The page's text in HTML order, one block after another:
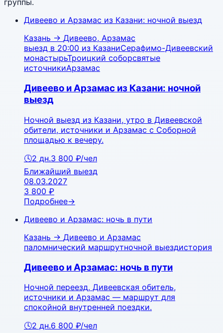
группы.
Дивеево и Арзамас из Казани: ночной выезд
Казань → Дивеево, Арзамас
выезд в 20:00 из КазаниСерафимо-Дивеевский
монастырьТроицкий соборсвятые
источникиАрзамас
Дивеево и Арзамас из Казани: ночной
выезд
Ночной выезд из Казани, утро в Дивеевской
обители, источники и Арзамас с Соборной
площадью к вечеру.
🕓2 дн.3 800 ₽/чел
Ближайший выезд
08.03.2027
3 800 ₽
Подробнее→
Дивеево и Арзамас: ночь в пути
Казань → Дивеево и Арзамас
паломнический маршрутночной выездистория
Дивеево и Арзамас: ночь в пути
Ночной переезд, Дивеевская обитель,
источники и Арзамас — маршрут для
спокойной внутренней поездки.
🕓2 дн.6 800 ₽/чел